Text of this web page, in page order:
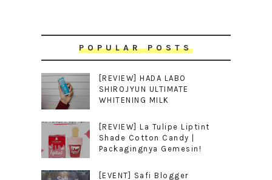
POPULAR POSTS
[REVIEW] HADA LABO
SHIROJYUN ULTIMATE
WHITENING MILK
[REVIEW] La Tulipe Liptint
Shade Cotton Candy |
Packagingnya Gemesin!
[EVENT] Safi Blogger